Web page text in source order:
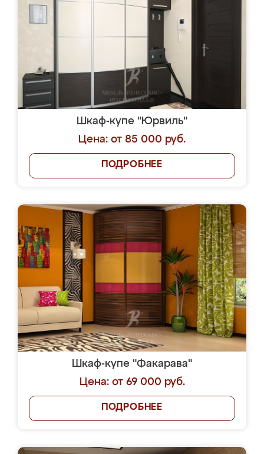
Шкаф-купе "Юрвиль"
Цена: от 85 000 руб.
ПОДРОБНЕЕ
Шкаф-купе "Факарава"
Цена: от 69 000 руб.
ПОДРОБНЕЕ